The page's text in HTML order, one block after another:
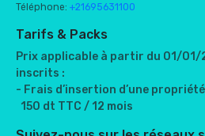
Téléphone: +21695631100
Tarifs & Packs
Prix applicable à partir du 01/
inscrits :
- Frais d’insertion d’une
150 dt TTC / 12 mois